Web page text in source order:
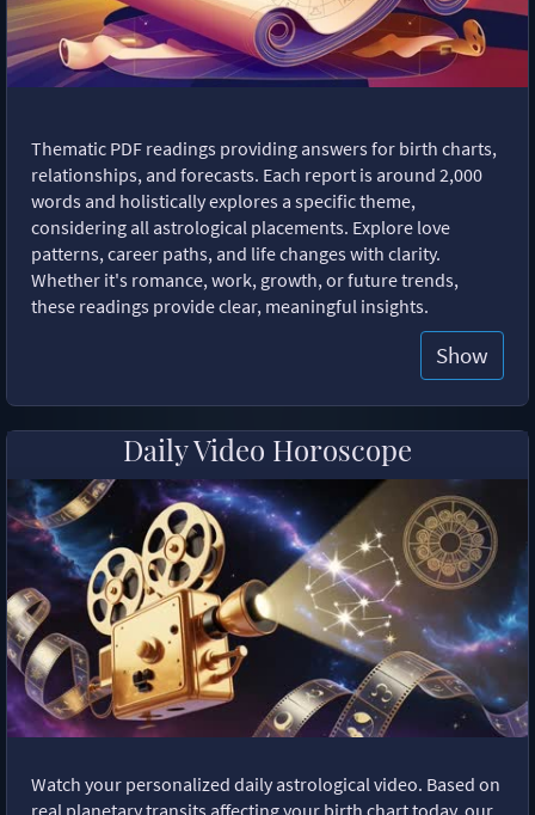
Thematic PDF readings providing answers for birth charts,
relationships, and forecasts. Each report is around 2,000
words and holistically explores a specific theme,
considering all astrological placements. Explore love
patterns, career paths, and life changes with clarity.
Whether it's romance, work, growth, or future trends,
these readings provide clear, meaningful insights.
Show
Daily Video Horoscope
Watch your personalized daily astrological video. Based on